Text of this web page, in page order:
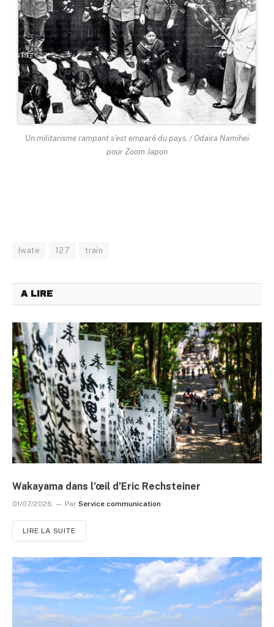
Un militarisme rampant s’est emparé du pays. / Odaira Namihei
pour Zoom Japon
Iwate 127 train
A LIRE
Wakayama dans l’œil d’Eric Rechsteiner
01/07/2026 Par Service communication
LIRE LA SUITE